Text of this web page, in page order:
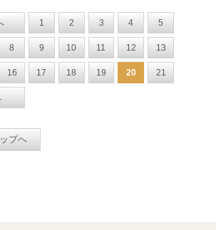
1 2 3 4 5
8 9 10 11 12 13
16 17 18 19 20 21
プへ